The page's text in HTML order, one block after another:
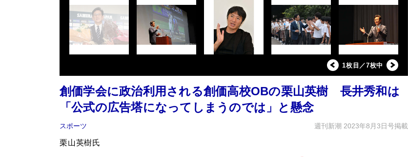
1枚目／7枚中
創価学会に政治利用される創価高校OBの栗山英樹 長井秀和は
「公式の広告塔になってしまうのでは」と懸念
スポーツ 週刊新潮 2023年8月3日号掲載
栗山英樹氏